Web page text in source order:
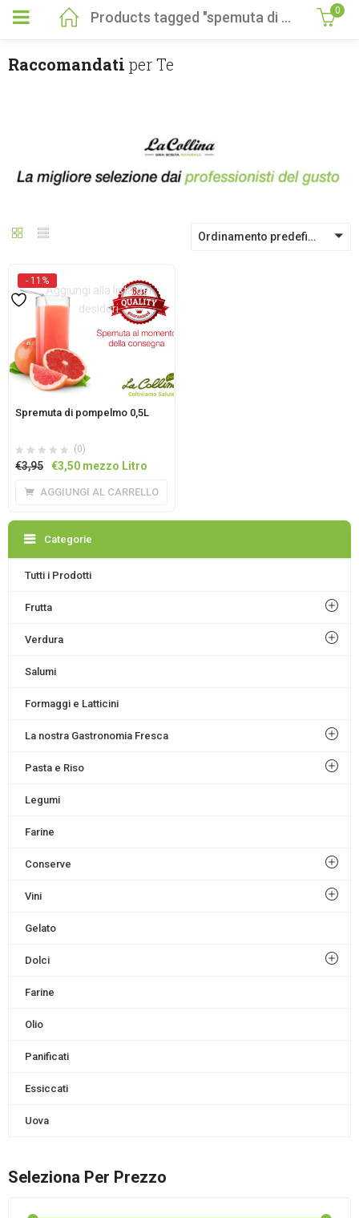
Products tagged "spemuta di pompelmo" 0
Raccomandati per Te
Ordinamento predefinito
- 11%
Aggiungi alla lista dei
desideri
Spremuta di pompelmo 0,5L
(0)
€3,95
Il
era:
€3,95.
€3,50Il
è:
€3,50.
mezzo Litro
AGGIUNGI AL CARRELLO
Categorie
Tutti i Prodotti
Frutta
Verdura
Salumi
Formaggi e Latticini
La nostra Gastronomia Fresca
Pasta e Riso
Legumi
Farine
Conserve
Vini
Gelato
Dolci
Farine
Olio
Panificati
Essiccati
Uova
Seleziona Per Prezzo